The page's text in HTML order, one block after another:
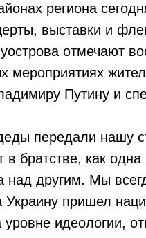
региона
выставки и
отмечают
мероприятиях
Путину и
передали нашу
в братстве, как
над другим. Мы
пришел
идеологии,